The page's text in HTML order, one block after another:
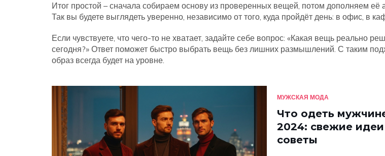
Итог простой – сначала собираем основу из проверенных вещей, потом дополняем её
Так вы будете выглядеть уверенно, независимо от того, куда пройдёт день: в офис, в
Если чувствуете, что чего-то не хватает, задайте себе вопрос: «Какая вещь реально
сегодня?» Ответ поможет быстро выбрать вещь без лишних размышлений. С таким
образ всегда будет на уровне.
МУЖСКАЯ МОДА
Что одеть
2024: свежие
советы